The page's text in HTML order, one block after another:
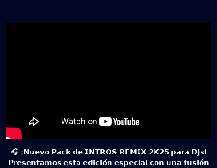
Style,
🎧 ¡𝗡𝘂𝗲𝘃𝗼 𝗣𝗮𝗰𝗸 𝗱𝗲 𝗜𝗡𝗧𝗥𝗢𝗦 𝗥𝗘𝗠𝗜𝗫 𝟮𝗞𝟮𝟱 𝗽𝗮𝗿𝗮 𝗗𝗝𝘀❗
𝗣𝗿𝗲𝘀𝗲𝗻𝘁𝗮𝗺𝗼𝘀 𝗲𝘀𝘁𝗮 𝗲𝗱𝗶𝗰𝗶𝗼́𝗻 𝗲𝘀𝗽𝗲𝗰𝗶𝗮𝗹 𝗰𝗼𝗻 𝘂𝗻𝗮 𝗳𝘂𝘀𝗶𝗼́𝗻